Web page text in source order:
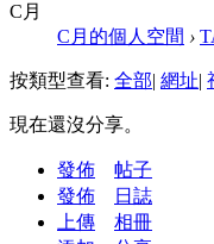
C月
C月的個人空間 ›
按類型查看: 全部| 網址|
現在還沒分享。
發佈
帖子
發佈
日誌
上傳
相冊